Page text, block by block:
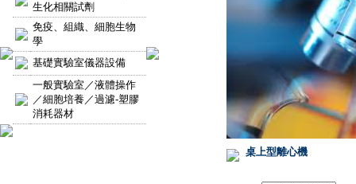
生化相關試劑
免疫、組織、細胞生物
學
基礎實驗室儀器設備
一般實驗室／液體操作
／細胞培養／過濾-塑膠
消耗器材
桌上型離心機